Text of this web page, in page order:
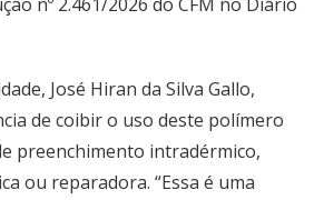
José Hiran da Silva Gallo,
de coibir o uso deste polímero
preenchimento intradérmico,
ou reparadora. “Essa é uma